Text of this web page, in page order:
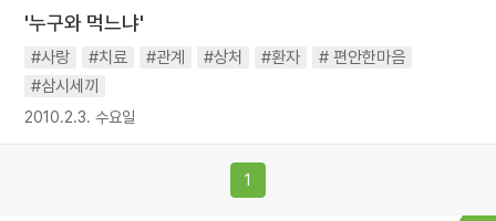
'누구와 먹느냐'
#사랑 #치료 #관계 #상처 #환자
# 편안한마음
#삼시세끼
2010.2.3. 수요일
1